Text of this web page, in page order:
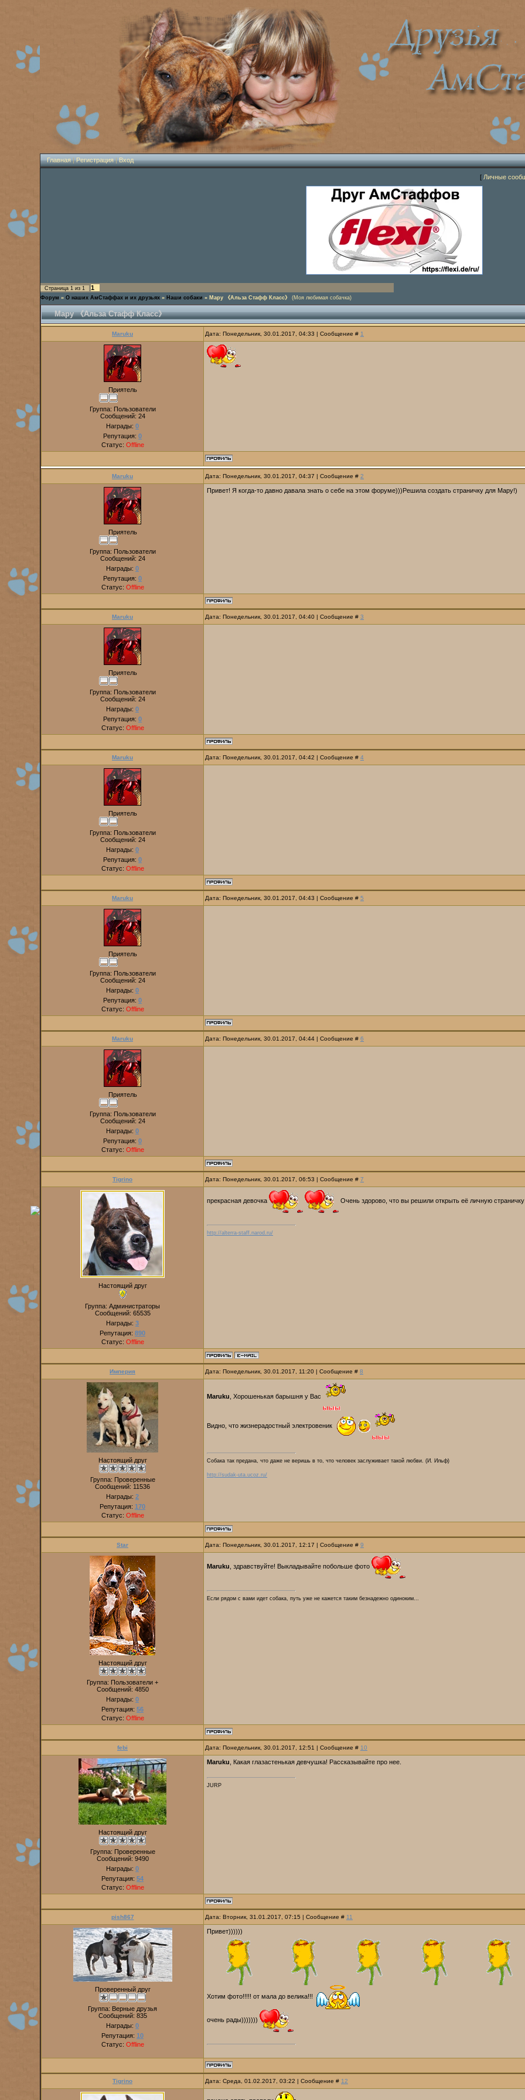
Главная|Регистрация|Вход
[ Личные
Страница 1 из 1 1
Форум » О наших АмСтаффах и их друзьях » Наши собаки » Мару 《Альза Стафф Класс》 (Моя любимая собачка)
Мару 《Альза Стафф Класс》
Maruku Дата: Понедельник, 30.01.2017, 04:33 | Сообщение # 1
Приятель
Группа: Пользователи
Сообщений: 24
Награды: 0
Репутация: 0
Статус: Offline
Maruku Дата: Понедельник, 30.01.2017, 04:37 | Сообщение # 2
Приятель
Группа: Пользователи
Сообщений: 24
Награды: 0
Репутация: 0
Статус: Offline
Привет! Я когда-то давно давала знать о себе на этом форуме)))Решила создать страничку для Мару!)
Maruku Дата: Понедельник, 30.01.2017, 04:40 | Сообщение # 3
Приятель
Группа: Пользователи
Сообщений: 24
Награды: 0
Репутация: 0
Статус: Offline
Maruku Дата: Понедельник, 30.01.2017, 04:42 | Сообщение # 4
Приятель
Группа: Пользователи
Сообщений: 24
Награды: 0
Репутация: 0
Статус: Offline
Maruku Дата: Понедельник, 30.01.2017, 04:43 | Сообщение # 5
Приятель
Группа: Пользователи
Сообщений: 24
Награды: 0
Репутация: 0
Статус: Offline
Maruku Дата: Понедельник, 30.01.2017, 04:44 | Сообщение # 6
Приятель
Группа: Пользователи
Сообщений: 24
Награды: 0
Репутация: 0
Статус: Offline
Tigrino Дата: Понедельник, 30.01.2017, 06:53 | Сообщение # 7
Настоящий друг
Группа: Администраторы
Сообщений: 65535
Награды: 3
Репутация: 890
Статус: Offline
прекрасная девочка Очень здорово, что вы решили открыть её личную
http://alterra-staff.narod.ru/
Империя Дата: Понедельник, 30.01.2017, 11:20 | Сообщение # 8
Настоящий друг
Группа: Проверенные
Сообщений: 11536
Награды: 2
Репутация: 170
Статус: Offline
Maruku , Хорошенькая барышня у Вас
Видно, что жизнерадостный электровеник
Собака так предана, что даже не веришь в то, что человек заслуживает такой любви. (И. Ильф)
http://sudak-uta.ucoz.ru/
Star Дата: Понедельник, 30.01.2017, 12:17 | Сообщение # 9
Настоящий друг
Группа: Пользователи +
Сообщений: 4850
Награды: 0
Репутация: 56
Статус: Offline
Maruku , здравствуйте! Выкладывайте побольше фото
Если рядом с вами идет собака, путь уже не кажется таким безнадежно одиноким...
febi Дата: Понедельник, 30.01.2017, 12:51 | Сообщение # 10
Настоящий друг
Группа: Проверенные
Сообщений: 9490
Награды: 0
Репутация: 54
Статус: Offline
Maruku , Какая глазастенькая девчушка! Рассказывайте про нее.
JURP
pish867 Дата: Вторник, 31.01.2017, 07:15 | Сообщение # 11
Проверенный друг
Группа: Верные друзья
Сообщений: 835
Награды: 0
Репутация: 10
Статус: Offline
Привет))))))
Хотим фото!!!!! от мала до велика!!!
очень рады)))))))
Tigrino Дата: Среда, 01.02.2017, 03:22 | Сообщение # 12